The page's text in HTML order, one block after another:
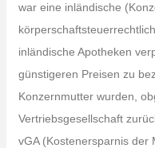
war eine inländische
inländische Apotheken
günstigeren Preisen zu
Konzernmutter wurden,
Vertriebsgesellschaft
vGA (Kostenersparnis der